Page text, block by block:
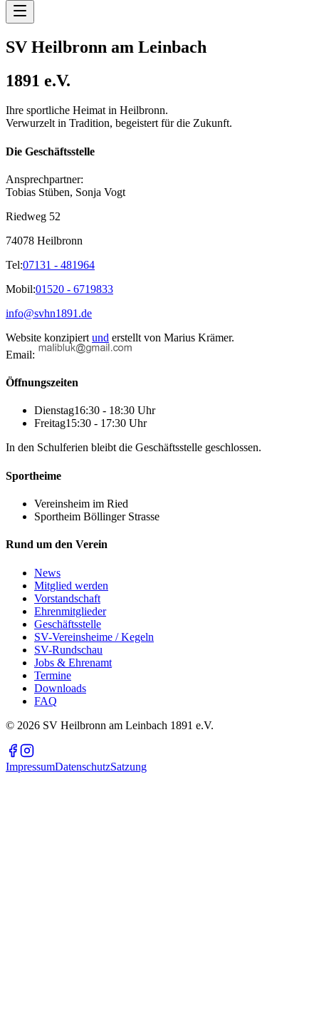
SV Heilbronn am Leinbach
1891 e.V.
Ihre sportliche Heimat in Heilbronn.
Verwurzelt in Tradition, begeistert für die Zukunft.
Die Geschäftsstelle
Ansprechpartner:
Tobias Stüben, Sonja Vogt
Riedweg 52
74078 Heilbronn
Tel:07131 - 481964
Mobil:01520 - 6719833
info@svhn1891.de
Website konzipiert und erstellt von Marius Krämer.
Email:
Öffnungszeiten
Dienstag16:30 - 18:30 Uhr
Freitag15:30 - 17:30 Uhr
In den Schulferien bleibt die Geschäftsstelle geschlossen.
Sportheime
Vereinsheim im Ried
Sportheim Böllinger Strasse
Rund um den Verein
News
Mitglied werden
Vorstandschaft
Ehrenmitglieder
Geschäftsstelle
SV-Vereinsheime / Kegeln
SV-Rundschau
Jobs & Ehrenamt
Termine
Downloads
FAQ
© 2026 SV Heilbronn am Leinbach 1891 e.V.
ImpressumDatenschutzSatzung